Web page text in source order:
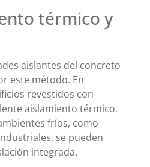
térmico y
aislantes del concreto
este método. En
revestidos con
aislamiento térmico.
fríos, como
se pueden
integrada.